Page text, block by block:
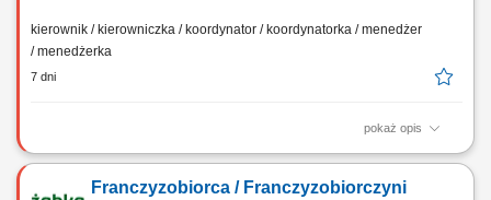
kierownik / kierowniczka / koordynator / koordynatorka / menedżer
/ menedżerka
7 dni
pokaż opis
Główne zadania: Prowadzenie własnej działalności gospodarczej w
obsługi. Monitorowanie stanów magazynowych i zamówień.
Franczyzobiorca / Franczyzobiorczyni